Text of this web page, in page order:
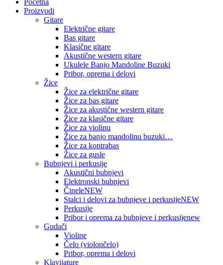
Početna
Proizvodi
Gitare
Električne gitare
Bas gitare
Klasične gitare
Akustične western gitare
Ukulele Banjo Mandoline Buzuki
Pribor, oprema i delovi
Žice
Žice za električne gitare
Žice za bas gitare
Žice za akustične western gitare
Žice za klasične gitare
Žice za violinu
Žice za banjo mandolinu buzuki…
Žice za kontrabas
Žice za gusle
Bubnjevi i perkusije
Akustični bubnjevi
Elektronski bubnjevi
ČineleNEW
Stalci i delovi za bubnjeve i perkusijeNEW
Perkusije
Pribor i oprema za bubnjeve i perkusijenew
Gudači
Violine
Čelo (violončelo)
Pribor, oprema i delovi
Klavijature